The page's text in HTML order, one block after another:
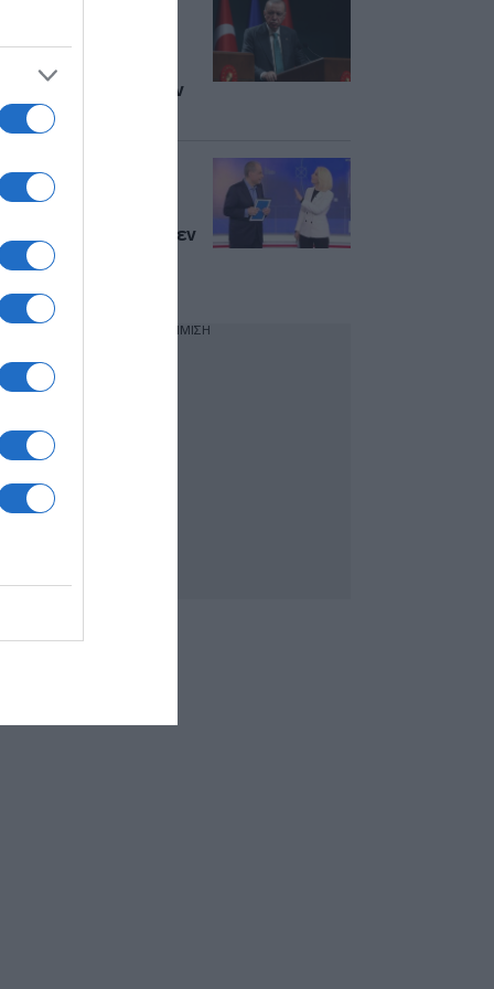
εξελίξεις σε
KAAN και F-35 μετά
τη συνάντηση με τον
Στραβελάκης και
κατά
δημοσιογράφων: “Δεν
λιγάκι;” –
ΔΙΑΦΗΜΙΣΗ